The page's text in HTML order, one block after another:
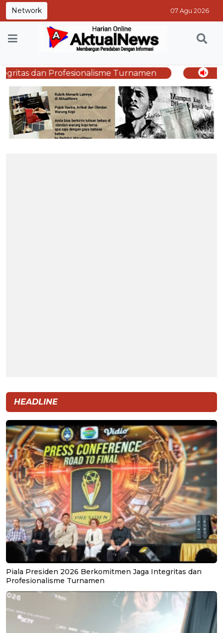
Network 07 Agu 2026
Turnamen Film Seni Merayu
HEADLINE
Piala Presiden 2026 Berkomitmen Jaga Integritas dan
Profesionalisme Turnamen